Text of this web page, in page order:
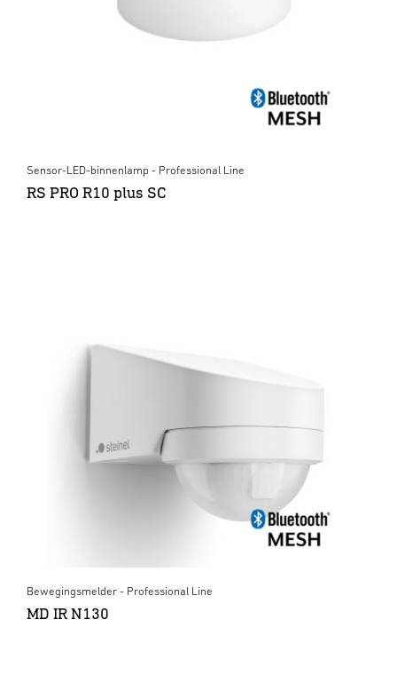
Sensor-LED-binnenlamp - Professional Line
RS PRO R10 plus SC
Bewegingsmelder - Professional Line
MD IR N130